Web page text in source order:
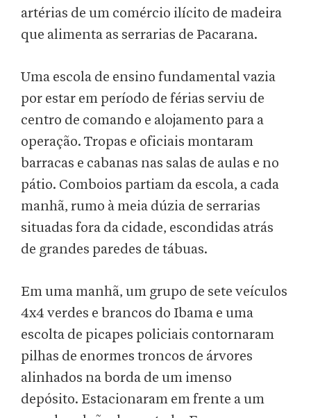
artérias de um comércio ilícito de madeira
que alimenta as serrarias de Pacarana.
Uma escola de ensino fundamental vazia
por estar em período de férias serviu de
centro de comando e alojamento para a
operação. Tropas e oficiais montaram
barracas e cabanas nas salas de aulas e no
pátio. Comboios partiam da escola, a cada
manhã, rumo à meia dúzia de serrarias
situadas fora da cidade, escondidas atrás
de grandes paredes de tábuas.
Em uma manhã, um grupo de sete veículos
4x4 verdes e brancos do Ibama e uma
escolta de picapes policiais contornaram
pilhas de enormes troncos de árvores
alinhados na borda de um imenso
depósito. Estacionaram em frente a um